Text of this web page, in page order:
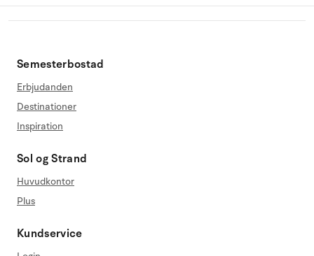
Semesterbostad
Erbjudanden
Destinationer
Inspiration
Sol og Strand
Huvudkontor
Plus
Kundservice